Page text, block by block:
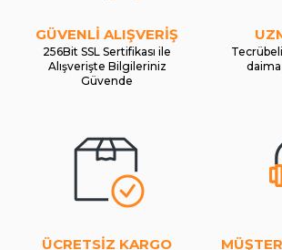
GÜVENLİ ALIŞVERİŞ
256Bit SSL Sertifikası ile
Alışverişte Bilgileriniz
Güvende
Tecrübeli
daima
ÜCRETSİZ KARGO